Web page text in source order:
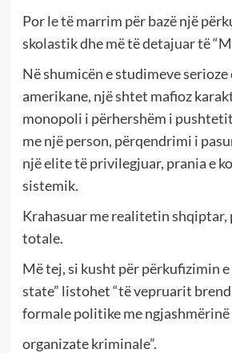
Por le të marrim për bazë një
skolastik dhe më të detajuar të
Në shumicën e studimeve
amerikane, një shtet mafioz
monopoli i përhershëm i
me një person, përqendrimi i
një elite të privilegjuar, prania e
sistemik.
Krahasuar me realitetin shqiptar,
totale.
Më tej, si kusht për përkufizimin
state” listohet “të vepruarit
formale politike me ngjashmërinë
organizate kriminale”.